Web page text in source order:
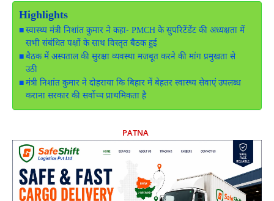
Highlights
स्वास्थ्य मंत्री निशांत कुमार ने कहा- PMCH के सुपरिटेंडेंट की अध्यक्षता में
सभी संबंधित पक्षों के साथ विस्तृत बैठक हुई
बैठक में अस्पताल की सुरक्षा व्यवस्था मजबूत करने की मांग प्रमुखता से
उठी
मंत्री निशांत कुमार ने दोहराया कि बिहार में बेहतर स्वास्थ्य सेवाएं उपलब्ध
कराना सरकार की सर्वोच्च प्राथमिकता है
PATNA